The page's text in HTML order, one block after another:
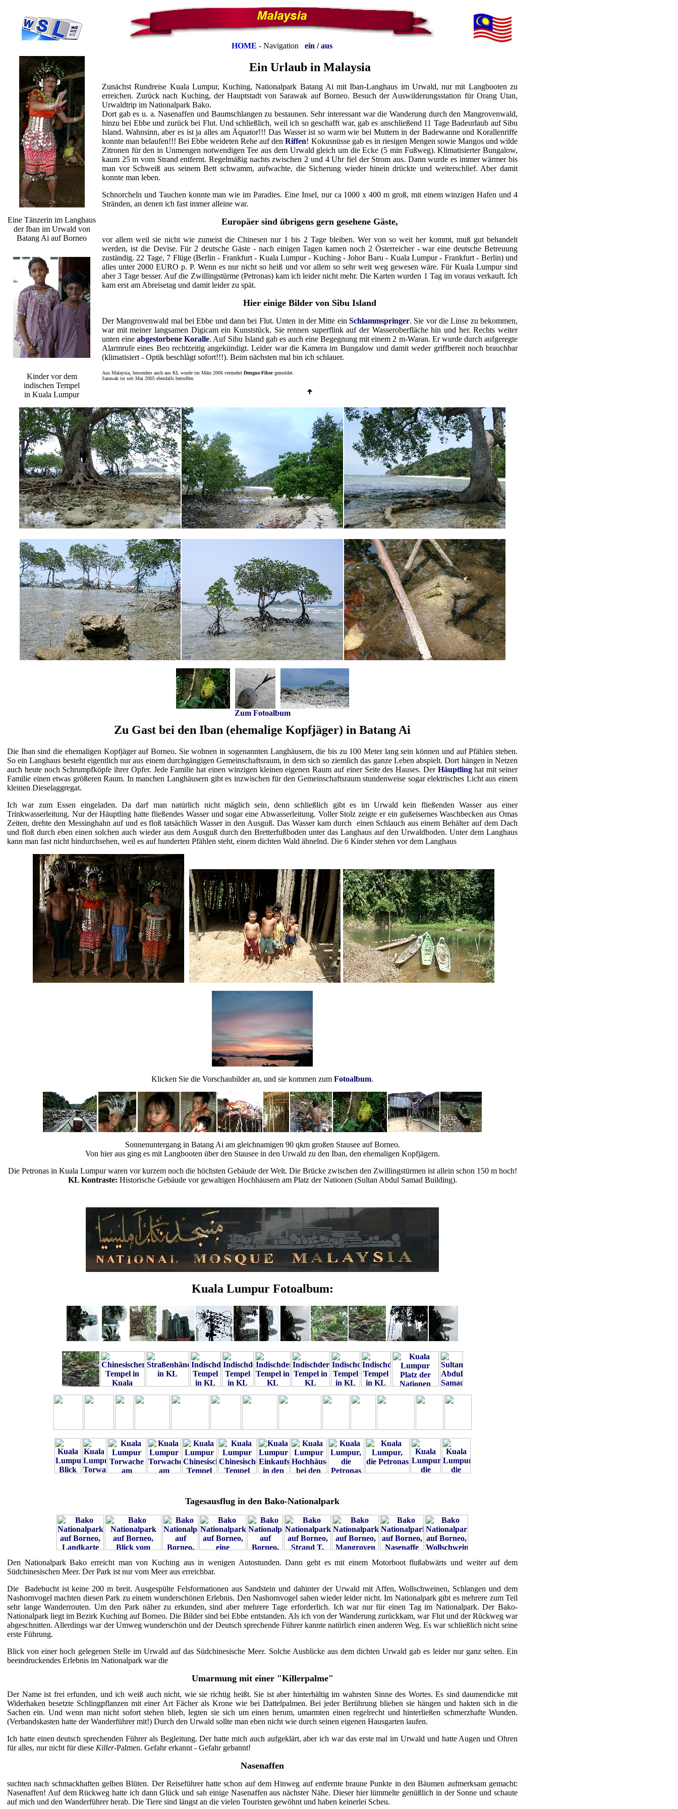
HOME - Navigation ein /aus
Eine Tänzerin im Langhaus
der Iban im Urwald von
Batang Ai auf Borneo
Kinder vor dem
indischen Tempel
in Kuala Lumpur
Ein Urlaub in Malaysia
Zunächst Rundreise Kuala Lumpur, Kuching, Nationalpark Batang Ai mit Iban-Langhaus im Urwald, nur mit Langbooten zu
erreichen. Zurück nach Kuching, der Hauptstadt von Sarawak auf Borneo. Besuch der Auswilderungsstation für Orang Utan,
Urwaldtrip im Nationalpark Bako.
Dort gab es u. a. Nasenaffen und Baumschlangen zu bestaunen. Sehr interessant war die Wanderung durch den Mangrovenwald,
hinzu bei Ebbe und zurück bei Flut. Und schließlich, weil ich so geschafft war, gab es anschließend 11 Tage Badeurlaub auf Sibu
Island. Wahnsinn, aber es ist ja alles am Äquator!!! Das Wasser ist so warm wie bei Muttern in der Badewanne und Korallenriffe
konnte man belaufen!!! Bei Ebbe weideten Rehe auf denRiffen! Kokusnüsse gab es in riesigen Mengen sowie Mangos und wilde
Zitronen für den in Unmengen notwendigen Tee aus dem Urwald gleich um die Ecke (5 min Fußweg). Klimatisierter Bungalow,
kaum 25 m vom Strand entfernt. Regelmäßig nachts zwischen 2 und 4 Uhr fiel der Strom aus. Dann wurde es immer wärmer bis
man vor Schweiß aus seinem Bett schwamm, aufwachte, die Sicherung wieder hinein drückte und weiterschlief. Aber damit
konnte man leben.
Schnorcheln und Tauchen konnte man wie im Paradies. Eine Insel, nur ca 1000 x 400 m groß, mit einem winzigen Hafen und 4
Stränden, an denen ich fast immer alleine war.
Europäer sind übrigens gern gesehene Gäste,
vor allem weil sie nicht wie zumeist die Chinesen nur 1 bis 2 Tage bleiben. Wer von so weit her kommt, muß gut behandelt
werden, ist die Devise. Für 2 deutsche Gäste - nach einigen Tagen kamen noch 2 Österreicher - war eine deutsche Betreuung
zuständig. 22 Tage, 7 Flüge (Berlin - Frankfurt - Kuala Lumpur - Kuching - Johor Baru - Kuala Lumpur - Frankfurt - Berlin) und
alles unter 2000 EURO p. P. Wenn es nur nicht so heiß und vor allem so sehr weit weg gewesen wäre. Für Kuala Lumpur sind
aber 3 Tage besser. Auf die Zwillingstürme (Petronas) kam ich leider nicht mehr. Die Karten wurden 1 Tag im voraus verkauft. Ich
kam erst am Abreisetag und damit leider zu spät.
Hier einige Bilder von Sibu Island
Der Mangrovenwald mal bei Ebbe und dann bei Flut. Unten in der Mitte ein Schlammspringer. Sie vor die Linse zu bekommen,
war mit meiner langsamen Digicam ein Kunststück. Sie rennen superflink auf der Wasseroberfläche hin und her. Rechts weiter
unten eineabgestorbene Koralle. Auf Sibu Island gab es auch eine Begegnung mit einem 2 m-Waran. Er wurde durch aufgeregte
Alarmrufe eines Beo rechtzeitig angekündigt. Leider war die Kamera im Bungalow und damit weder griffbereit noch brauchbar
(klimatisiert - Optik beschlägt sofort!!!). Beim nächsten mal bin ich schlauer.
Aus Malaysia, besonders auch aus KL wurde im März 2006 vermehrt Dengue-Fibergemeldet.
Sarawak ist seit Mai 2005 ebenfalls betroffen.
Zum Fotoalbum
Zu Gast bei den Iban (ehemalige Kopfjäger) in Batang Ai
Die Iban sind die ehemaligen Kopfjäger auf Borneo. Sie wohnen in sogenannten Langhäusern, die bis zu 100 Meter lang sein können und auf Pfählen stehen.
So ein Langhaus besteht eigentlich nur aus einem durchgängigen Gemeinschaftsraum, in dem sich so ziemlich das ganze Leben abspielt. Dort hängen in Netzen
auch heute noch Schrumpfköpfe ihrer Opfer. Jede Familie hat einen winzigen kleinen eigenen Raum auf einer Seite des Hauses. Der Häuptlinghat mit seiner
Familie einen etwas größeren Raum. In manchen Langhäusern gibt es inzwischen für den Gemeinschaftsraum stundenweise sogar elektrisches Licht aus einem
kleinen Dieselaggregat.
Ich war zum Essen eingeladen. Da darf man natürlich nicht mäglich sein, denn schließlich gibt es im Urwald kein fließenden Wasser aus einer
Trinkwasserleitung. Nur der Häuptling hatte fließendes Wasser und sogar eine Abwasserleitung. Voller Stolz zeigte er ein gußeisernes Waschbecken aus Omas
Zeiten, drehte den Messinghahn auf und es floß tatsächlich Wasser in den Ausguß. Das Wasser kam durch einen Schlauch aus einem Behälter auf dem Dach
und floß durch eben einen solchen auch wieder aus dem Ausguß durch den Bretterfußboden unter das Langhaus auf den Urwaldboden. Unter dem Langhaus
kann man fast nicht hindurchsehen, weil es auf hunderten Pfählen steht, einem dichten Wald ähnelnd. Die 6 Kinder stehen vor dem Langhaus
Klicken Sie die Vorschaubilder an, und sie kommen zum Fotoalbum.
Sonnenuntergang in Batang Ai am gleichnamigen 90 qkm großen Stausee auf Borneo.
Von hier aus ging es mit Langbooten über den Stausee in den Urwald zu den Iban, den ehemaligen Kopfjägern.
Die Petronas in Kuala Lumpur waren vor kurzem noch die höchsten Gebäude der Welt. Die Brücke zwischen den Zwillingstürmen ist allein schon 150 m hoch!
KL Kontraste: Historische Gebäude vor gewaltigen Hochhäusern am Platz der Nationen (Sultan Abdul Samad Building).
Kuala Lumpur Fotoalbum:
Tagesausflug in den Bako-Nationalpark
Den Nationalpark Bako erreicht man von Kuching aus in wenigen Autostunden. Dann geht es mit einem Motorboot flußabwärts und weiter auf dem
Südchinesischen Meer. Der Park ist nur vom Meer aus erreichbar.
Die Badebucht ist keine 200 m breit. Ausgespülte Felsformationen aus Sandstein und dahinter der Urwald mit Affen, Wollschweinen, Schlangen und dem
Nashornvogel machten diesen Park zu einem wunderschönen Erlebnis. Den Nashornvogel sahen wieder leider nicht. Im Nationalpark gibt es mehrere zum Teil
sehr lange Wanderrouten. Um den Park näher zu erkunden, sind aber mehrere Tage erforderlich. Ich war nur für einen Tag im Nationalpark. Der Bako-
Nationalpark liegt im Bezirk Kuching auf Borneo. Die Bilder sind bei Ebbe entstanden. Als ich von der Wanderung zurückkam, war Flut und der Rückweg war
abgeschnitten. Allerdings war der Umweg wunderschön und der Deutsch sprechende Führer kannte natürlich einen anderen Weg. Es war schließlich nicht seine
erste Führung.
Blick von einer hoch gelegenen Stelle im Urwald auf das Südchinesische Meer. Solche Ausblicke aus dem dichten Urwald gab es leider nur ganz selten. Ein
beeindruckendes Erlebnis im Nationalpark war die
Umarmung mit einer "Killerpalme"
Der Name ist frei erfunden, und ich weiß auch nicht, wie sie richtig heißt. Sie ist aber hinterhältig im wahrsten Sinne des Wortes. Es sind daumendicke mit
Widerhaken besetzte Schlingpflanzen mit einer Art Fächer als Krone wie bei Dattelpalmen. Bei jeder Berührung blieben sie hängen und hakten sich in die
Sachen ein. Und wenn man nicht sofort stehen blieb, legten sie sich um einen herum, umarmten einen regelrecht und hinterließen schmerzhafte Wunden.
(Verbandskasten hatte der Wanderführer mit!) Durch den Urwald sollte man eben nicht wie durch seinen eigenen Hausgarten laufen.
Ich hatte einen deutsch sprechenden Führer als Begleitung. Der hatte mich auch aufgeklärt, aber ich war das erste mal im Urwald und hatte Augen und Ohren
für alles, nur nicht für diese Killer-Palmen. Gefahr erkannt - Gefahr gebannt!
Nasenaffen
suchten nach schmackhaften gelben Blüten. Der Reiseführer hatte schon auf dem Hinweg auf entfernte braune Punkte in den Bäumen aufmerksam gemacht:
Nasenaffen! Auf dem Rückweg hatte ich dann Glück und sah einige Nasenaffen aus nächster Nähe. Dieser hier lümmelte genüßlich in der Sonne und schaute
auf mich und den Wanderführer herab. Die Tiere sind längst an die vielen Touristen gewöhnt und haben keinerlei Scheu.